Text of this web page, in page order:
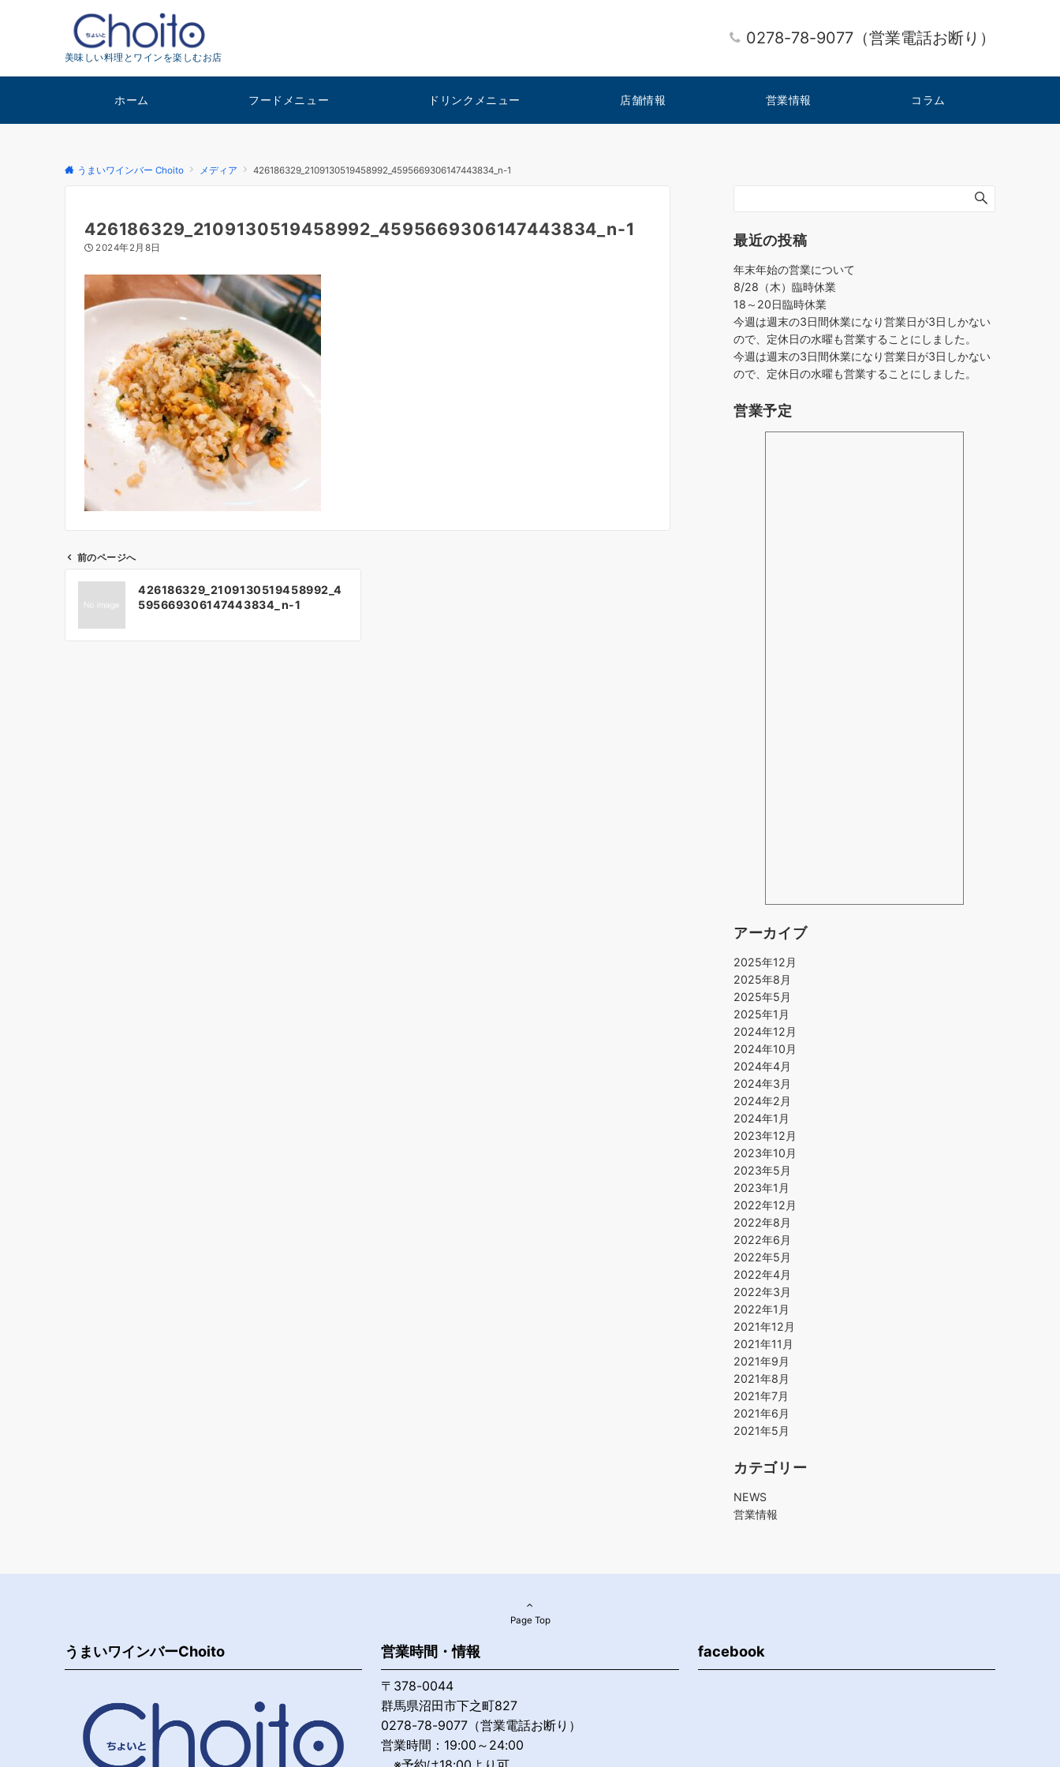
美味しい料理とワインを楽しむお店
0278-78-9077（営業電話お断り）
ホーム フードメニュー ドリンクメニュー 店舗情報 営業情報 コラム
うまいワインバー Choito メディア 426186329_2109130519458992_4595669306147443834_n-1
426186329_2109130519458992_4595669306147443834_n-1
2024年2月8日
前のページへ
426186329_2109130519458992_4
595669306147443834_n-1
最近の投稿
年末年始の営業について
8/28（木）臨時休業
18～20日臨時休業
今週は週末の3日間休業になり営業日が3日しかない
ので、定休日の水曜も営業することにしました。
今週は週末の3日間休業になり営業日が3日しかない
ので、定休日の水曜も営業することにしました。
営業予定
アーカイブ
2025年12月
2025年8月
2025年5月
2025年1月
2024年12月
2024年10月
2024年4月
2024年3月
2024年2月
2024年1月
2023年12月
2023年10月
2023年5月
2023年1月
2022年12月
2022年8月
2022年6月
2022年5月
2022年4月
2022年3月
2022年1月
2021年12月
2021年11月
2021年9月
2021年8月
2021年7月
2021年6月
2021年5月
カテゴリー
NEWS
営業情報
Page Top
うまいワインバーChoito 営業時間・情報
〒378-0044
群馬県沼田市下之町827
0278-78-9077（営業電話お断り）
営業時間：19:00～24:00
facebook